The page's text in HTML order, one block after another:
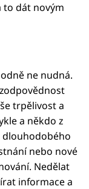
to dát novým
ne nudná.
trpělivost a
a někdo z
dlouhodobého
nebo nové
Nedělat
informace a